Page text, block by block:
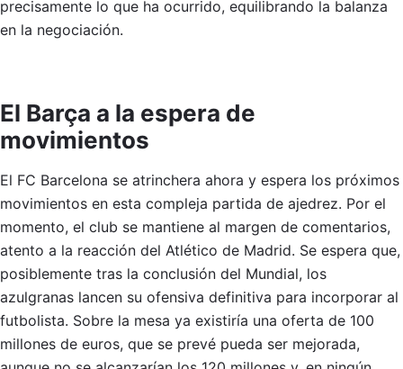
precisamente lo que ha ocurrido, equilibrando la balanza
en la negociación.
El Barça a la espera de
movimientos
El FC Barcelona se atrinchera ahora y espera los próximos
movimientos en esta compleja partida de ajedrez. Por el
momento, el club se mantiene al margen de comentarios,
atento a la reacción del Atlético de Madrid. Se espera que,
posiblemente tras la conclusión del Mundial, los
azulgranas lancen su ofensiva definitiva para incorporar al
futbolista. Sobre la mesa ya existiría una oferta de 100
millones de euros, que se prevé pueda ser mejorada,